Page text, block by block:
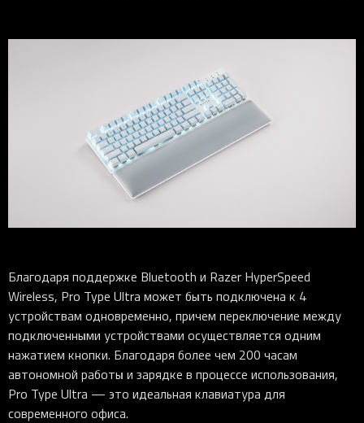
Благодаря поддержке Bluetooth и Razer HyperSpeed
Wireless, Pro Type Ultra может быть подключена к 4
устройствам одновременно, причем переключение между
подключенными устройствами осуществляется одним
нажатием кнопки. Благодаря более чем 200 часам
автономной работы и зарядке в процессе использования,
Pro Type Ultra — это идеальная клавиатура для
современного офиса.